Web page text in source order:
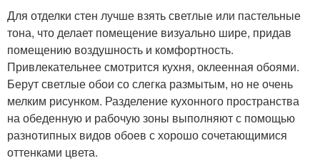
Для отделки стен лучше взять светлые или пастельные
тона, что делает помещение визуально шире, придав
помещению воздушность и комфортность.
Привлекательнее смотрится кухня, оклеенная обоями.
Берут светлые обои со слегка размытым, но не очень
мелким рисунком. Разделение кухонного пространства
на обеденную и рабочую зоны выполняют с помощью
разнотипных видов обоев с хорошо сочетающимися
оттенками цвета.